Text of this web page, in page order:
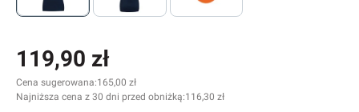
119,90 zł
Cena sugerowana:165,00 zł
Najniższa cena z 30 dni przed obniżką:116,30 zł